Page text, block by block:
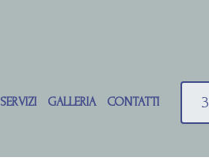
SERVIZI GALLERIA CONTATTI